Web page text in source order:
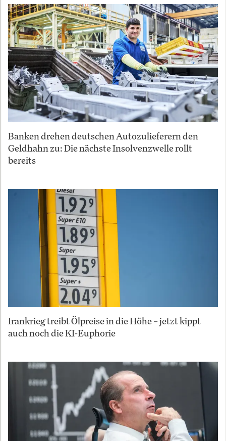
Banken drehen deutschen Autozulieferern den
Geldhahn zu: Die nächste Insolvenzwelle rollt
bereits
Irankrieg treibt Ölpreise in die Höhe – jetzt kippt
auch noch die KI-Euphorie